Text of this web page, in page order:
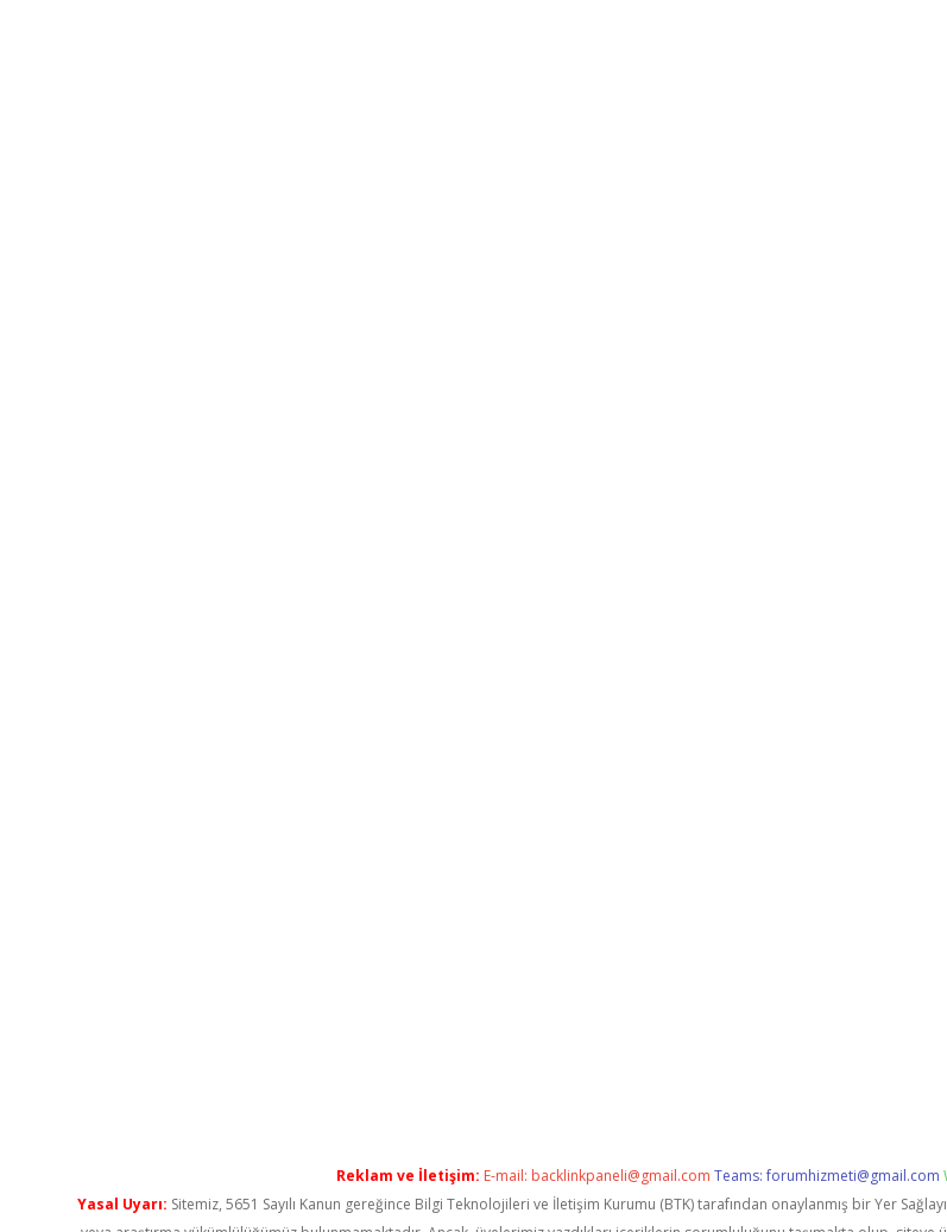
Reklam ve İletişim: E-mail: backlinkpaneli@gmail.com Teams:forumhizmeti@gmail.com
Yasal Uyarı: Sitemiz, 5651 Sayılı Kanun gereğince Bilgi Teknolojileri ve İletişim Kurumu (BTK) tarafından onaylanmış bir Yer